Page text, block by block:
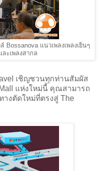
Bossanova แนวเพลงเพลงเย็นๆ
ละเพลงสากล
เชิญชวนทุกท่านสัมผัส
แห่งใหม่นี้ คุณสามารถ
างตัดใหม่ที่ตรงสู่ The